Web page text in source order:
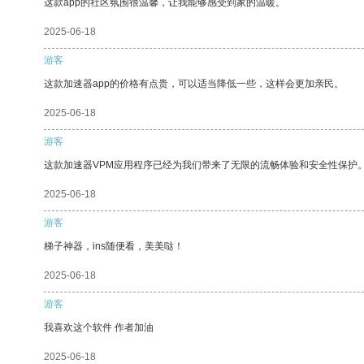
这款app的社区氛围很温馨，让我能够感受到家的温暖。
2025-06-18
游客
这款加速器app的价格有点贵，可以适当降低一些，这样会更加亲民。
2025-06-18
游客
这款加速器VPM应用程序已经为我们带来了无限的流畅体验和安全性保护
2025-06-18
游客
梯子神器，ins随便看，美美哒！
2025-06-18
游客
我喜欢这个软件 作者加油
2025-06-18